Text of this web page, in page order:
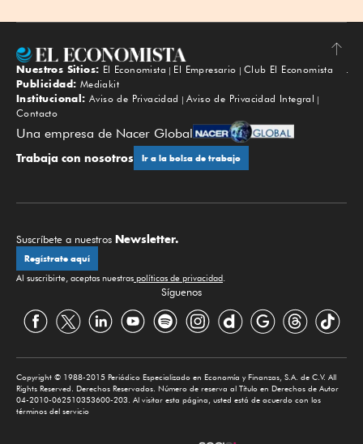
Subir
Nuestros Sitios: El Economista El Empresario
Club El Economista
Publicidad: Mediakit
Institucional: Aviso de Privacidad
Aviso de Privacidad Integral
Contacto
Una empresa de Nacer Global
Trabaja con nosotros Ir a la bolsa de trabajo
Suscríbete a nuestros Newsletter.
Regístrate aquí
Al suscribirte, aceptas nuestras políticas de privacidad.
Síguenos
Copyright © 1988-2015 Periódico Especializado en Economía y Finanzas, S.A. de C.V. All
Rights Reserved. Derechos Reservados. Número de reserva al Título en Derechos de Autor
04-2010-062510353600-203. Al visitar esta página, usted está de acuerdo con los
términos del servicio